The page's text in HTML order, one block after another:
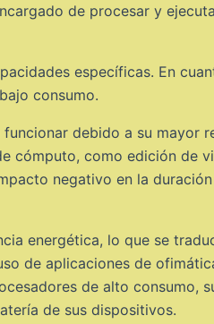
de procesar y
específicas. En
consumo.
debido a su mayor
cómputo, como edición de
negativo en la
energética, lo que se
de aplicaciones de
de alto consumo,
de sus dispositivos.